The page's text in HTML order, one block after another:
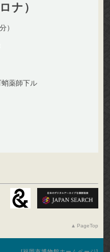
ナ）
）
薬師下ル
PageTop